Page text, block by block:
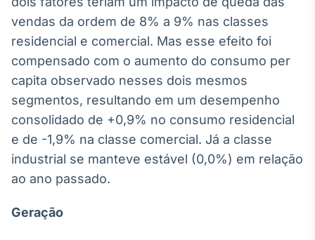
Tokenização
de ativos
Crédito
Em breve
vendas da ordem de 8% a 9% nas classes
residencial e comercial. Mas esse efeito foi
compensado com o aumento do consumo per
capita observado nesses dois mesmos
segmentos, resultando em um desempenho
consolidado de +0,9% no consumo residencial
e de -1,9% na classe comercial. Já a classe
industrial se manteve estável (0,0%) em relação
ao ano passado.
Geração